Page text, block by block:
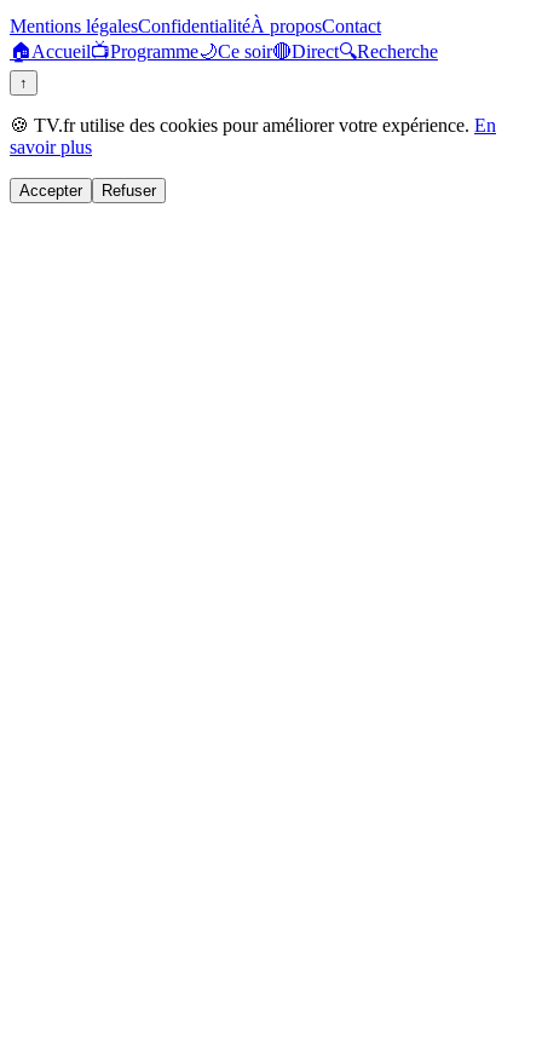
Mentions légalesConfidentialitéÀ proposContact
🏠Accueil📺Programme🌙Ce soir🔴Direct🔍Recherche
↑
🍪 TV.fr utilise des cookies pour améliorer votre expérience. En
savoir plus
Accepter Refuser